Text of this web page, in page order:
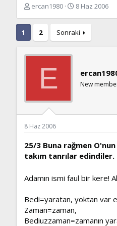
K
u
a
t
a
ercan1980
B
l
a
i
8 Haz 2006
1 2 Sonraki
E
New
8 Haz 2006
25/3 Buna rağmen O'nun
takım tanrılar edindiler.
Adamın ismi faul bir kere!
Bedi=yaratan, yoktan var
Zaman=zaman,
Bediuzzaman=zamanın